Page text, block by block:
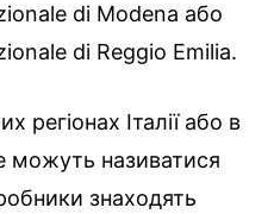
di Modena або
di Reggio Emilia.
регіонах Італії або в
можуть називатися
знаходять